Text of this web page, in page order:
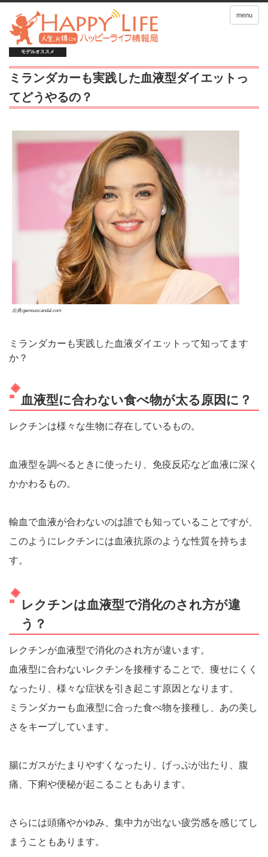
menu
モデルオススメ
ミランダカーも実践した血液型ダイエットっ
てどうやるの？
出典:geinouscandal.com
ミランダカーも実践した血液ダイエットって知ってます
か？
血液型に合わない食べ物が太る原因に？
レクチンは様々な生物に存在しているもの。
血液型を調べるときに使ったり、免疫反応など血液に深く
かかわるもの。
輸血で血液が合わないのは誰でも知っていることですが、
このようにレクチンには血液抗原のような性質を持ちま
す。
レクチンは血液型で消化のされ方が違
う？
レクチンが血液型で消化のされ方が違います。
血液型に合わないレクチンを接種することで、痩せにくく
なったり、様々な症状を引き起こす原因となります。
ミランダカーも血液型に合った食べ物を接種し、あの美し
さをキープしています。
腸にガスがたまりやすくなったり、げっぷが出たり、腹
痛、下痢や便秘が起こることもあります。
さらには頭痛やかゆみ、集中力が出ない疲労感を感じてし
まうこともあります。